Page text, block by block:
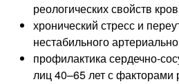
реологических свойств
хронический стресс и
нестабильного
профилактика сердечно-
лиц 40–65 лет с факторами